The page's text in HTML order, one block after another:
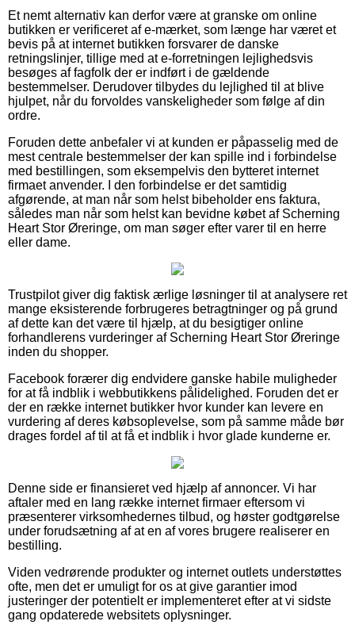
Et nemt alternativ kan derfor være at granske om online
butikken er verificeret af e-mærket, som længe har været et
bevis på at internet butikken forsvarer de danske
retningslinjer, tillige med at e-forretningen lejlighedsvis
besøges af fagfolk der er indført i de gældende
bestemmelser. Derudover tilbydes du lejlighed til at blive
hjulpet, når du forvoldes vanskeligheder som følge af din
ordre.
Foruden dette anbefaler vi at kunden er påpasselig med de
mest centrale bestemmelser der kan spille ind i forbindelse
med bestillingen, som eksempelvis den bytteret internet
firmaet anvender. I den forbindelse er det samtidig
afgørende, at man når som helst bibeholder ens faktura,
således man når som helst kan bevidne købet af Scherning
Heart Stor Øreringe, om man søger efter varer til en herre
eller dame.
Trustpilot giver dig faktisk ærlige løsninger til at analysere ret
mange eksisterende forbrugeres betragtninger og på grund
af dette kan det være til hjælp, at du besigtiger online
forhandlerens vurderinger af Scherning Heart Stor Øreringe
inden du shopper.
Facebook forærer dig endvidere ganske habile muligheder
for at få indblik i webbutikkens pålidelighed. Foruden det er
der en række internet butikker hvor kunder kan levere en
vurdering af deres købsoplevelse, som på samme måde bør
drages fordel af til at få et indblik i hvor glade kunderne er.
Denne side er finansieret ved hjælp af annoncer. Vi har
aftaler med en lang række internet firmaer eftersom vi
præsenterer virksomhedernes tilbud, og høster godtgørelse
under forudsætning af at en af vores brugere realiserer en
bestilling.
Viden vedrørende produkter og internet outlets understøttes
ofte, men det er umuligt for os at give garantier imod
justeringer der potentielt er implementeret efter at vi sidste
gang opdaterede websitets oplysninger.